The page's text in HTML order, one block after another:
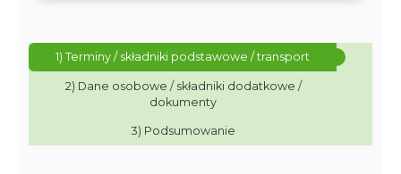
1) Terminy / składniki podstawowe / transport
2) Dane osobowe / składniki dodatkowe /
dokumenty
3) Podsumowanie